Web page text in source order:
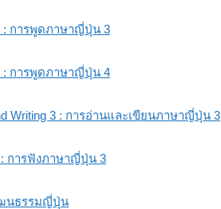
: การพูดภาษาญี่ปุ่น 3
: การพูดภาษาญี่ปุ่น 4
Writing 3 : การอ่านและเขียนภาษาญี่ปุ่น 3
: การฟังภาษาญี่ปุ่น 3
ฒนธรรมญี่ปุ่น